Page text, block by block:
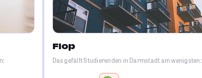
Flop
Das gefällt Studierenden in Darmstadt am wenigsten: